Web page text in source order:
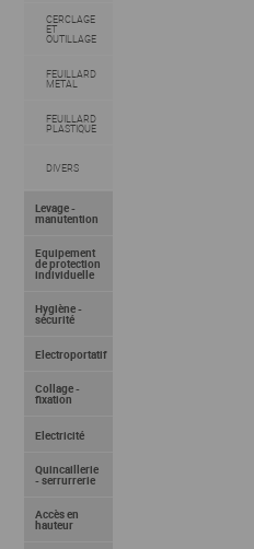
CERCLAGE
ET
OUTILLAGE
FEUILLARD
METAL
FEUILLARD
PLASTIQUE
DIVERS
Levage -
manutention
Equipement
de protection
individuelle
Hygiène -
sécurité
Electroportatif
Collage -
fixation
Electricité
Quincaillerie
- serrurrerie
Accès en
hauteur